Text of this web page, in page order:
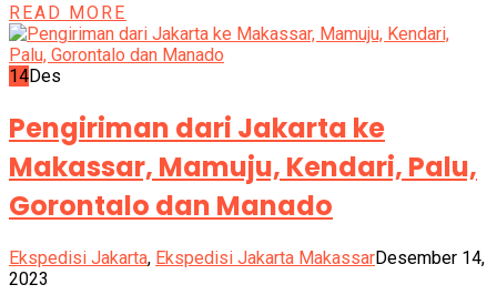
READ MORE
14Des
Pengiriman dari Jakarta ke
Makassar, Mamuju, Kendari, Palu,
Gorontalo dan Manado
Ekspedisi Jakarta, Ekspedisi Jakarta MakassarDesember 14,
2023